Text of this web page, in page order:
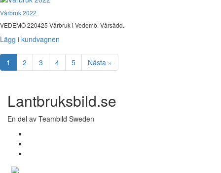
Vårbruk 2022
VEDEMÖ 220425 Vårbruk i Vedemö. Vårsådd.
Lägg i kundvagnen
1 2 3 4 5 Nästa »
Lantbruksbild.se
En del av Teambild Sweden